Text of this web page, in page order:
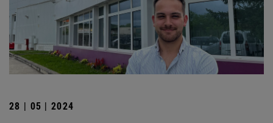
28 | 05 | 2024